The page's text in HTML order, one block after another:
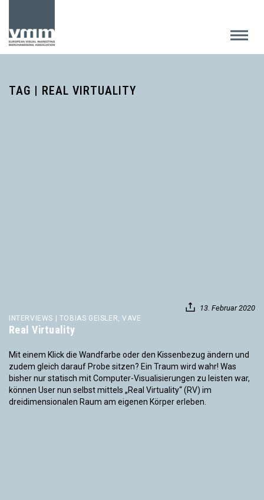
TAG | REAL VIRTUALITY
13. Februar 2020
INTERVIEWS | TOBIAS GEISLER, VAVE
Real Virtuality
Mit einem Klick die Wandfarbe oder den Kissenbezug ändern und
zudem gleich darauf Probe sitzen? Ein Traum wird wahr! Was
bisher nur statisch mit Computer-Visualisierungen zu leisten war,
können User nun selbst mittels „Real Virtuality“ (RV) im
dreidimensionalen Raum am eigenen Körper erleben.